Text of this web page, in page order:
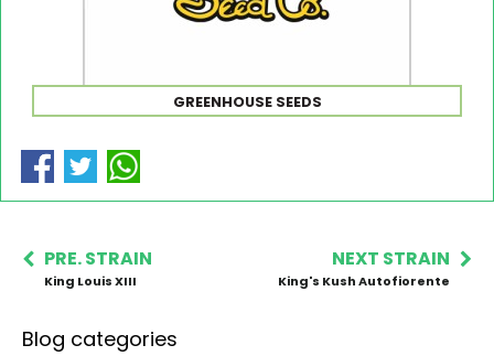
GREENHOUSE SEEDS
PRE. STRAIN
King Louis XIII
NEXT STRAIN
King's Kush Autofiorente
Blog categories